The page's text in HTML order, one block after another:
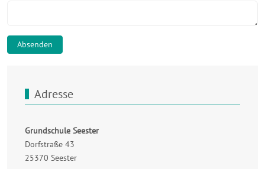
Absenden
Adresse
Grundschule Seester
Dorfstraße 43
25370 Seester